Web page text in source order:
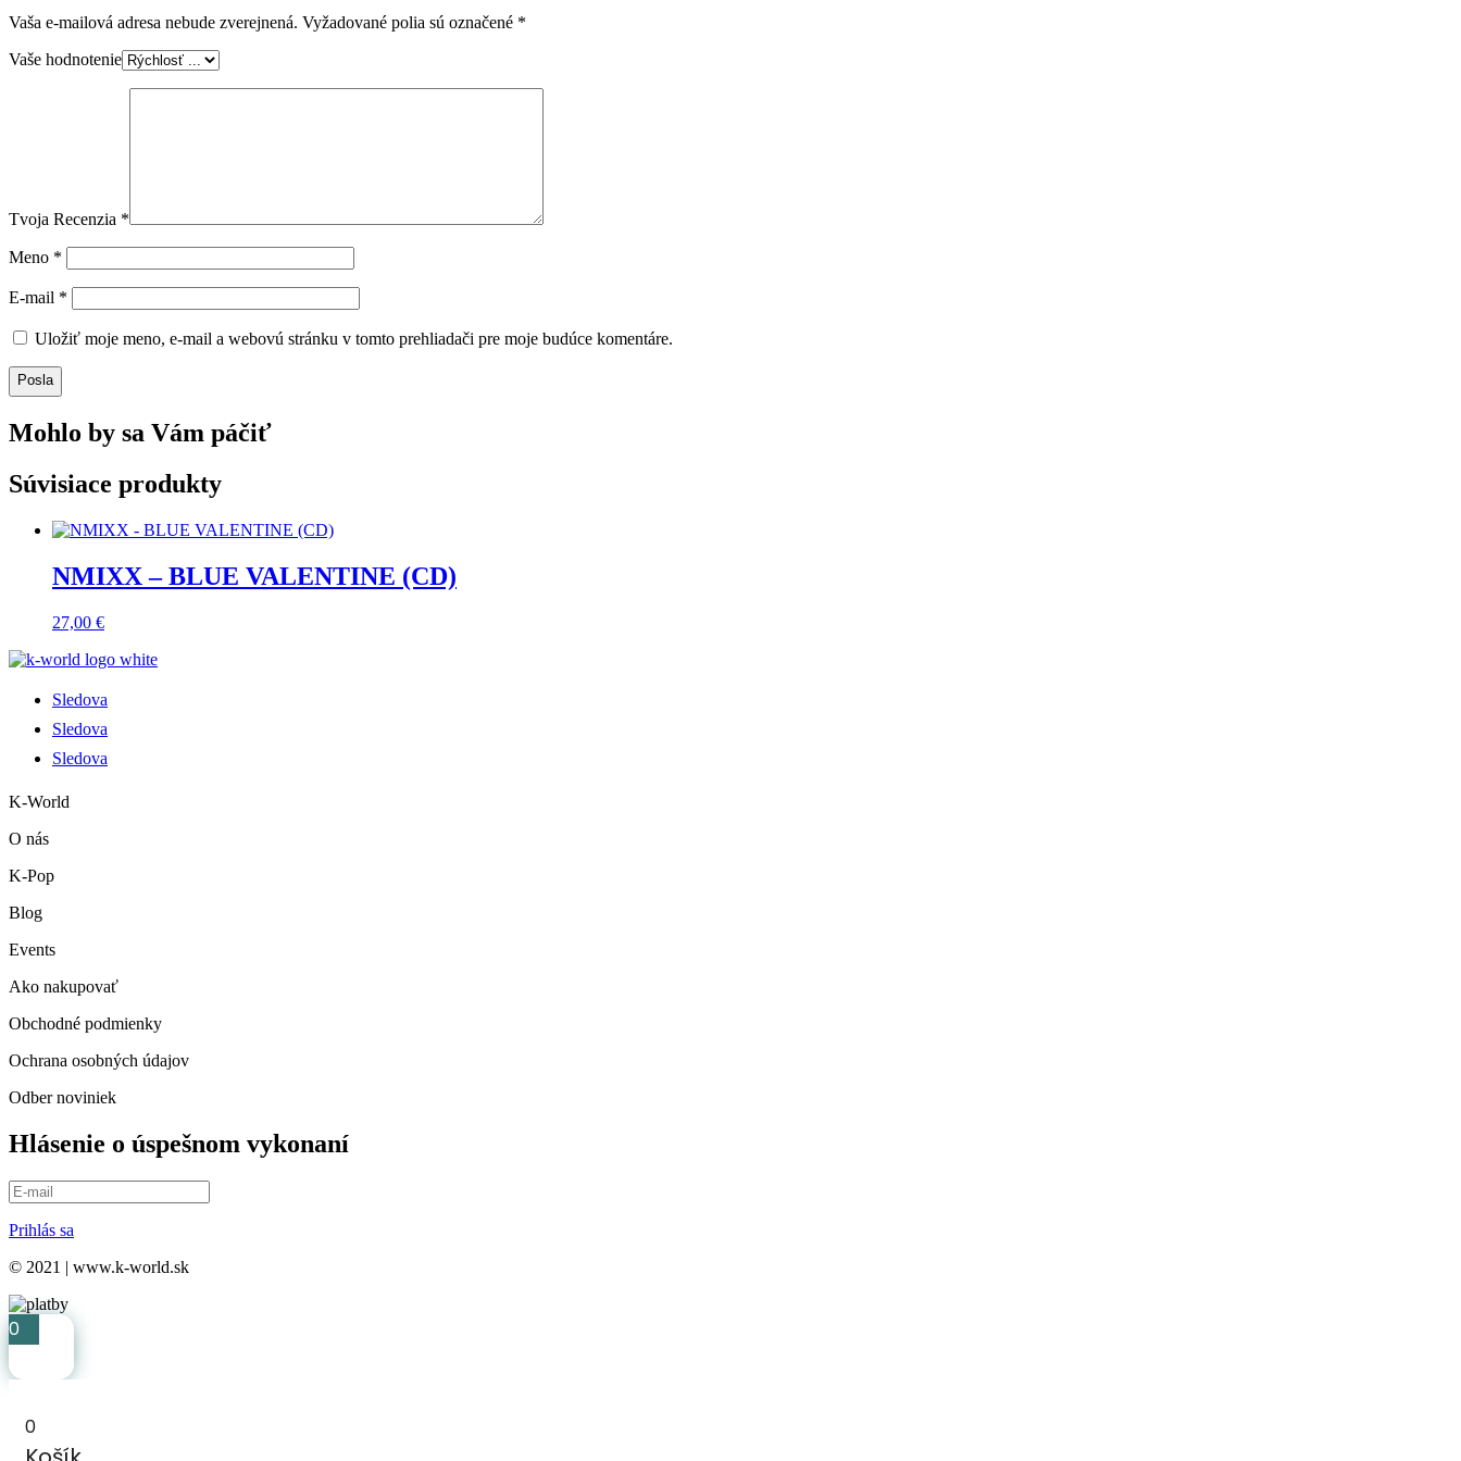
Vaša e-mailová adresa nebude zverejnená. Vyžadované polia sú označené *
Vaše hodnotenie
Tvoja Recenzia *
Meno *
E-mail *
Uložiť moje meno, e-mail a webovú stránku v tomto prehliadači pre moje budúce komentáre.
Posla
Mohlo by sa Vám páčiť
Súvisiace produkty
NMIXX – BLUE VALENTINE (CD)
27,00 €
Sledova
Sledova
Sledova
K-World
O nás
K-Pop
Blog
Events
Ako nakupovať
Obchodné podmienky
Ochrana osobných údajov
Odber noviniek
Hlásenie o úspešnom vykonaní
Prihlás sa
© 2021 | www.k-world.sk
0
0